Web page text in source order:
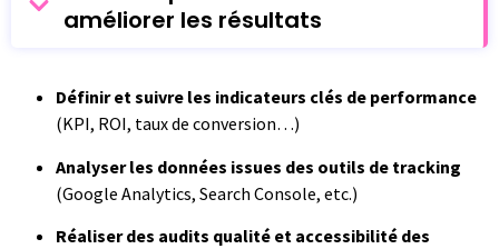
améliorer les résultats
Définir et suivre les indicateurs clés de performance
(KPI, ROI, taux de conversion…)
Analyser les données issues des outils de tracking
(Google Analytics, Search Console, etc.)
Réaliser des audits qualité et accessibilité des